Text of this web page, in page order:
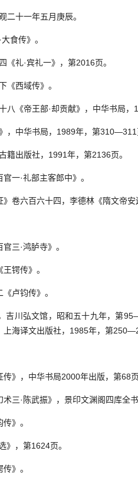
二十一年五月庚辰。
食传》。
礼·宾礼一》，第2016页。
《西域传》。
《帝王部·却贡献》，中华书局，
，中华书局，1989年，第310—311
籍出版社，1991年，第2136页。
一·礼部主客郎中》。
卷六百六十四，李德林《隋文帝
三·鸿胪寺》。
锷传》。
卢钧传》。
吉川弘文馆，昭和五十九年，第
海译文出版社，1985年，第
》，中华书局2000年出版，第68页
三·陈武振》，景印文渊阁四库全
》。
》，第1624页。
》。